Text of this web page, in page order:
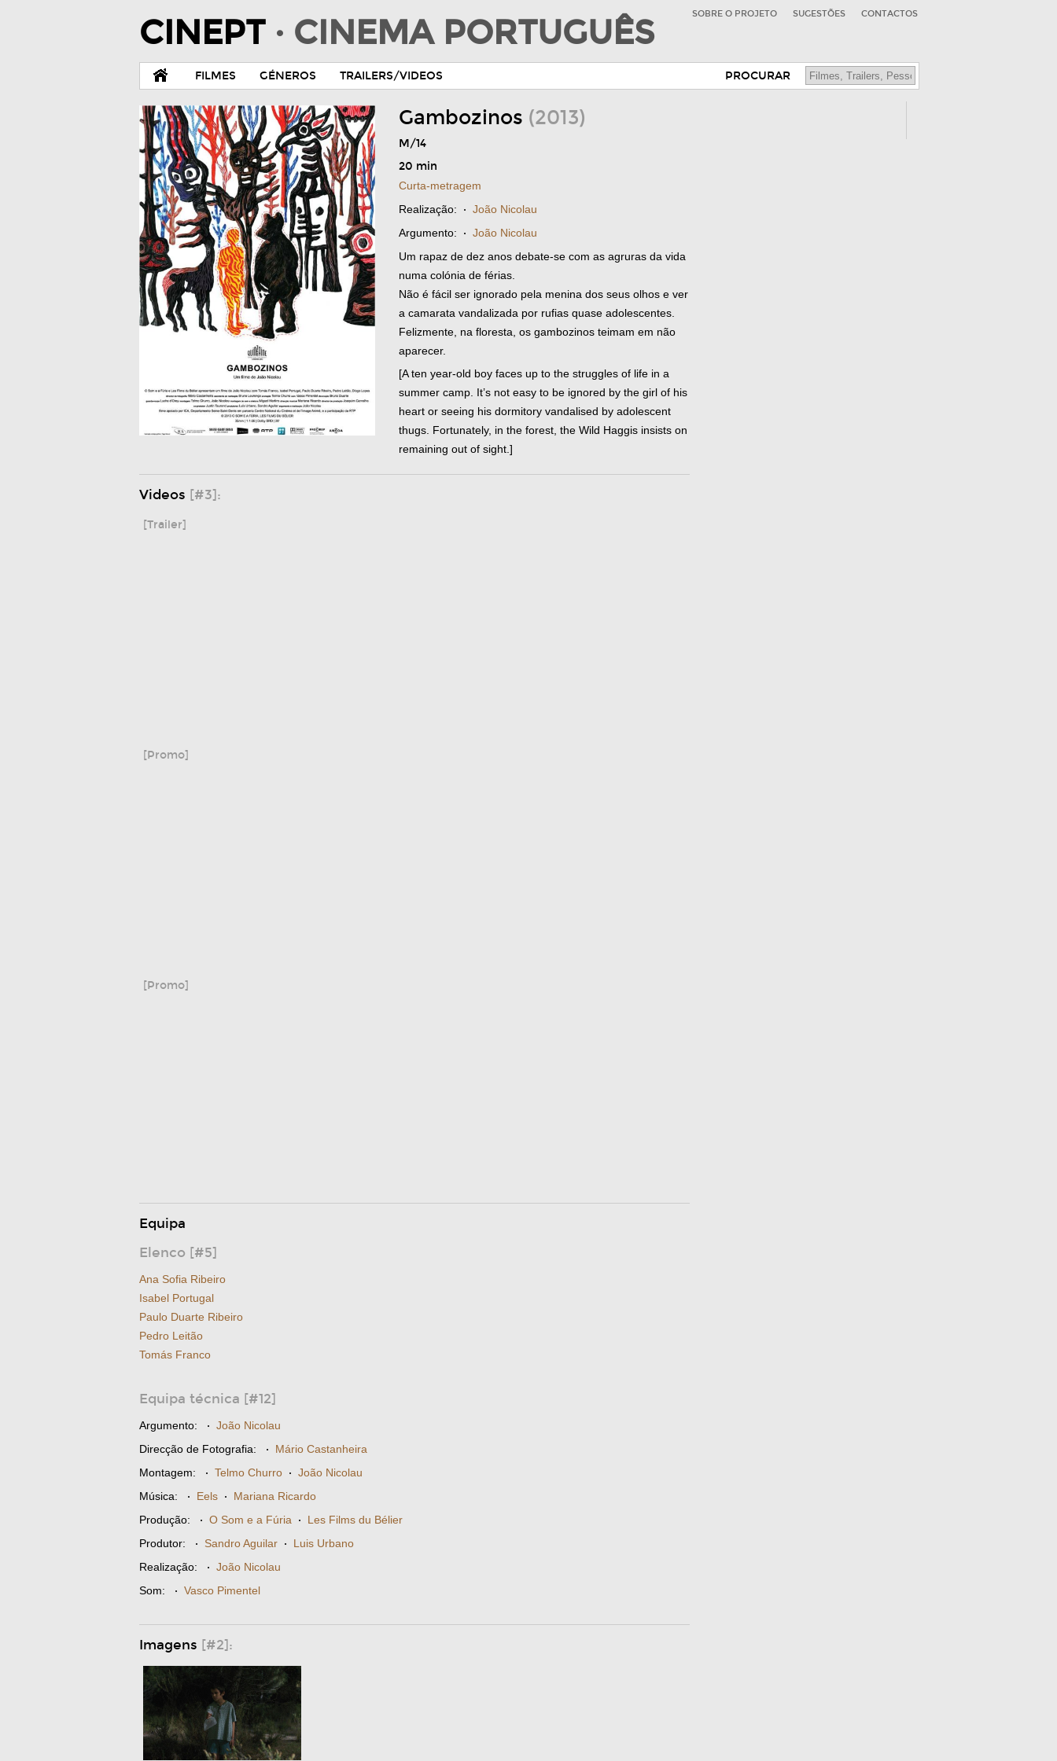
CINEPT · CINEMA PORTUGUÊS SOBRE O PROJETO SUGESTÕES CONTACTOS
FILMES GÉNEROS TRAILERS/VIDEOS PROCURAR
Gambozinos (2013)
M/14
20 min
Curta-metragem
Realização: · João Nicolau
Argumento: · João Nicolau
Um rapaz de dez anos debate-se com as agruras da vida
numa colónia de férias.
Não é fácil ser ignorado pela menina dos seus olhos e ver
a camarata vandalizada por rufias quase adolescentes.
Felizmente, na floresta, os gambozinos teimam em não
aparecer.
[A ten year-old boy faces up to the struggles of life in a
summer camp. It’s not easy to be ignored by the girl of his
heart or seeing his dormitory vandalised by adolescent
thugs. Fortunately, in the forest, the Wild Haggis insists on
remaining out of sight.]
Videos [#3]:
[Trailer]
[Promo]
[Promo]
Equipa
Elenco [#5]
Ana Sofia Ribeiro
Isabel Portugal
Paulo Duarte Ribeiro
Pedro Leitão
Tomás Franco
Equipa técnica [#12]
Argumento: · João Nicolau
Direcção de Fotografia: · Mário Castanheira
Montagem: · Telmo Churro · João Nicolau
Música: · Eels · Mariana Ricardo
Produção: · O Som e a Fúria · Les Films du Bélier
Produtor: · Sandro Aguilar · Luis Urbano
Realização: · João Nicolau
Som: · Vasco Pimentel
Imagens [#2]: